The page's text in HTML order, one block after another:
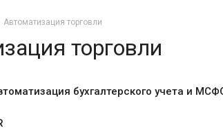
Автоматизация торговли
торговли
бухгалтерского учета и